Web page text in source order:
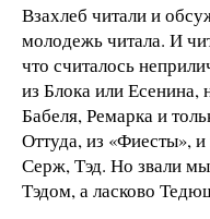
Взахлеб читали и
молодежь читала. И
что считалось
из Блока или Есенина,
Бабеля, Ремарка и
Оттуда, из «Фиесты»,
Серж, Тэд. Но звали
Тэдом, а ласково